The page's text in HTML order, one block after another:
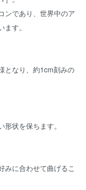
ンであり、世界中のア
す。
となり、約1cm刻みの
状を保ちます。
みに合わせて曲げるこ